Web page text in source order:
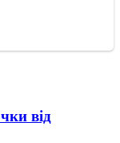
від